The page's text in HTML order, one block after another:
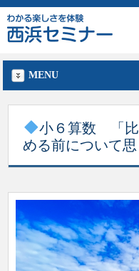
MENU
小６算数 「比
める前について思